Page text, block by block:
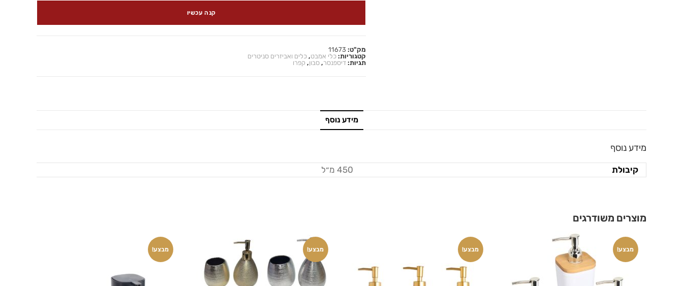
קנה עכשיו
מק"ט: 11673
קטגוריות: כלי אמבט, כלים ואביזרים סניטרים
תגיות: דיספנסר, סבון, קפרו
מידע נוסף
מידע נוסף
קיבולת 450 מ״ל
מוצרים משודרגים
מבצע! מבצע! מבצע! מבצע!